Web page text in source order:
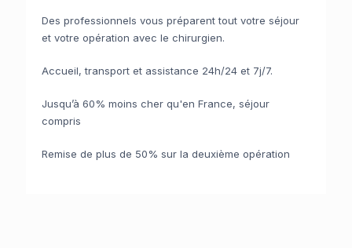
Des professionnels vous préparent tout votre séjour
et votre opération avec le chirurgien.
Accueil, transport et assistance 24h/24 et 7j/7.
Jusqu’à 60% moins cher qu'en France, séjour
compris
Remise de plus de 50% sur la deuxième opération